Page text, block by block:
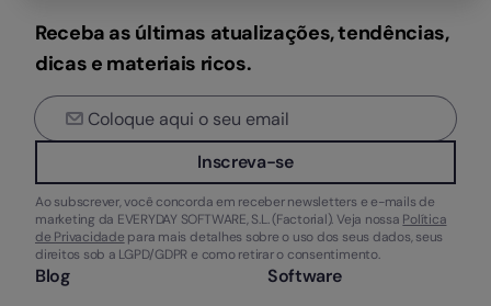
Receba as últimas atualizações, tendências,
dicas e materiais ricos.
Inscreva-se
Ao subscrever, você concorda em receber newsletters e e-mails de
marketing da EVERYDAY SOFTWARE, S.L. (Factorial). Veja nossa Política
de Privacidade para mais detalhes sobre o uso dos seus dados, seus
direitos sob a LGPD/GDPR e como retirar o consentimento.
Blog Software